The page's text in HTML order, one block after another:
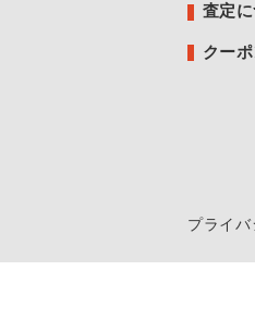
査定
クー
プライ